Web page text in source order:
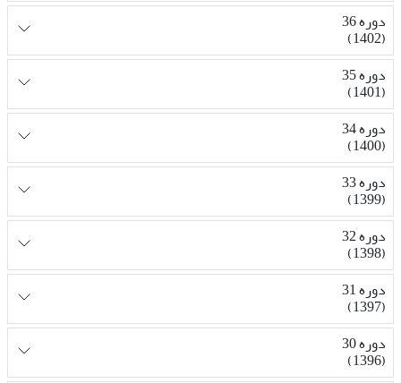
دوره 36
(1402)
دوره 35
(1401)
دوره 34
(1400)
دوره 33
(1399)
دوره 32
(1398)
دوره 31
(1397)
دوره 30
(1396)